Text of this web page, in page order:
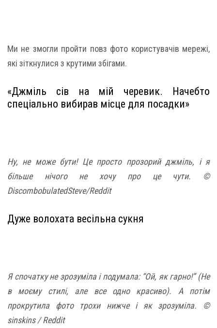
Ми не змогли пройти повз фото користувачів мережі,
які зіткнулися з крутими збігами.
«Джміль сів на мій черевик. Начебто
спеціально вибирав місце для посадки»
Ну, не може бути! Це просто прозорий джміль, і я
більше нічого не хочу про це чути. ©
DiscombobulatedSteve/Reddit
Дуже волохата весільна сукня
Я спочатку не зрозуміла і подумала: “Ой, як гарно!” (Не
в моєму стилі, але все одно красиво). А потім
прокрутила фото трохи нижче і як зрозуміла. ©
sinskins / Reddit